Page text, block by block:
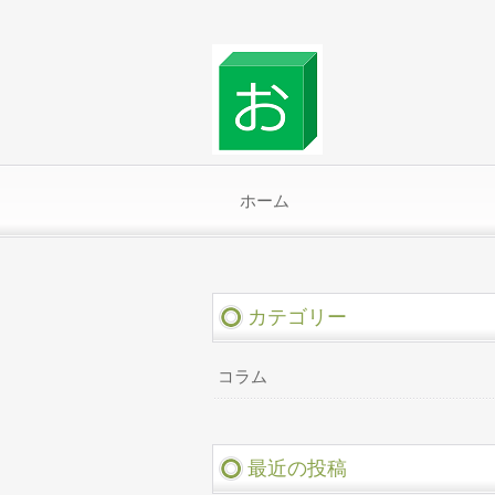
ホーム
カテゴリー
コラム
最近の投稿